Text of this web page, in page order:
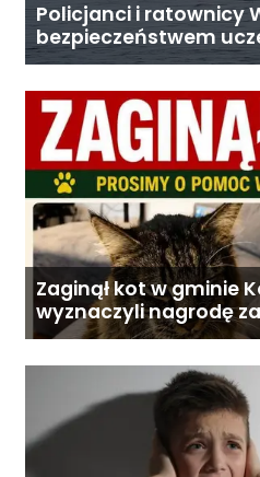
Policjanci i ratownicy
bezpieczeństwem
wyprawy
Zaginął kot w gminie
wyznaczyli nagrodę